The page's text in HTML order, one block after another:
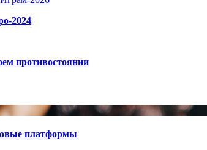
2024
противостоянии
платформы